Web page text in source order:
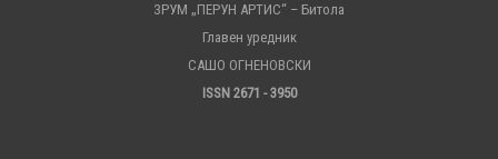
ЗРУМ „ПЕРУН АРТИС“ – Битола
Главен уредник
САШО ОГНЕНОВСКИ
ISSN 2671 - 3950